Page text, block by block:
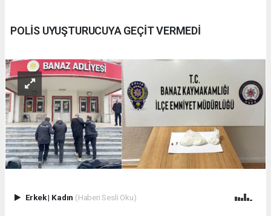
POLİS UYUŞTURUCUYA GEÇİT VERMEDİ
Erkek| Kadın (Haberi Sesli Oku)